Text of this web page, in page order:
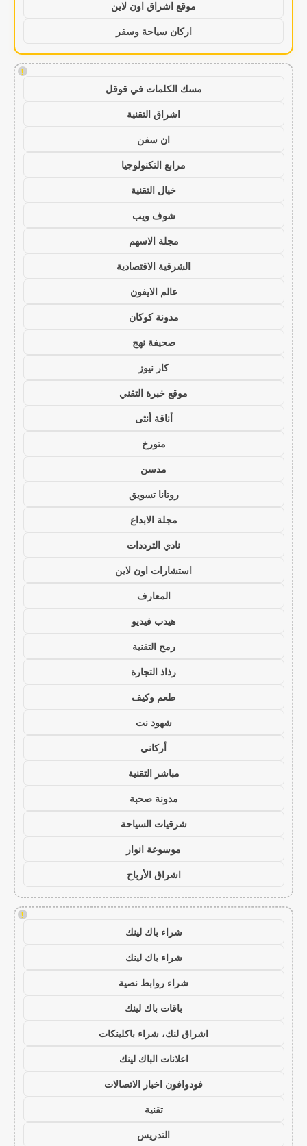
موقع اشراق اون لاين
اركان سياحة وسفر
!
مسك الكلمات في قوقل
اشراق التقنية
ان سفن
مرابع التكنولوجيا
خيال التقنية
شوف ويب
مجلة الاسهم
الشرقية الاقتصادية
عالم الايفون
مدونة كوكان
صحيفة نهج
كار نيوز
موقع خبرة التقني
أناقة أنثى
متورخ
مدسن
روتانا تسويق
مجلة الابداع
نادي الترددات
استشارات اون لاين
المعارف
هيدب فيديو
رمح التقنية
رذاذ التجارة
طعم وكيف
شهود نت
أركاني
مباشر التقنية
مدونة صحبة
شرقيات السياحة
موسوعة انوار
اشراق الأرباح
!
شراء باك لينك
شراء باك لينك
شراء روابط نصية
باقات باك لينك
اشراق لنك، شراء باكلينكات
اعلانات الباك لينك
فودوافون اخبار الاتصالات
تقنية
التدريس